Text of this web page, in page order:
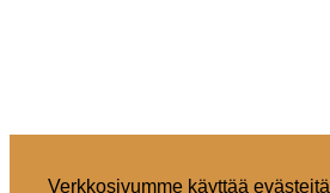
Verkkosivumme käyttää evästeitä